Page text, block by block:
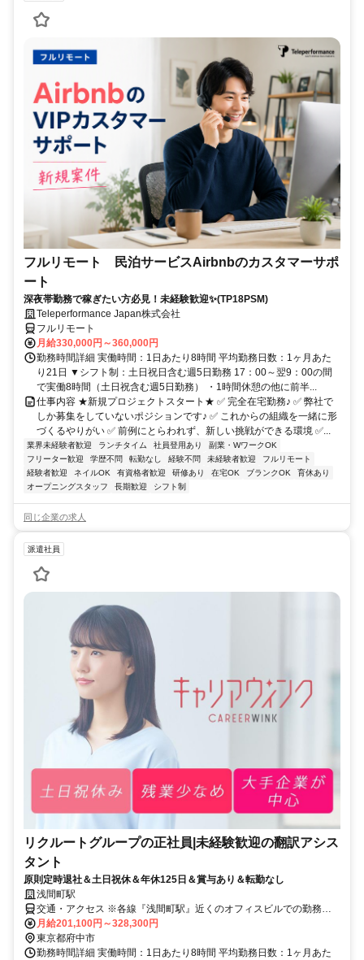
フルリモート 民泊サービスAirbnbのカスタマーサポ
ート
深夜帯勤務で稼ぎたい方必見！未経験歓迎✨(TP18PSM)
Teleperformance Japan株式会社
フルリモート
月給330,000円～360,000円
勤務時間詳細 実働時間：1日あたり8時間 平均勤務日数：1ヶ月あた
り21日 ▼シフト制：土日祝日含む週5日勤務 17：00～翌9：00の間
で実働8時間（土日祝含む週5日勤務） ・1時間休憩の他に前半...
仕事内容 ★新規プロジェクトスタート★ ✅ 完全在宅勤務♪ ✅ 弊社で
しか募集をしていないポジションです♪ ✅ これからの組織を一緒に形
づくるやりがい ✅ 前例にとらわれず、新しい挑戦ができる環境 ✅...
業界未経験者歓迎 ランチタイム 社員登用あり
副業・WワークOK
フリーター歓迎
学歴不問 転勤なし 経験不問 未経験者歓迎
フルリモート
経験者歓迎
ネイルOK 有資格者歓迎 研修あり 在宅OK ブランクOK
育休あり
オープニングスタッフ
長期歓迎 シフト制
同じ企業の求人
派遣社員
リクルートグループの正社員|未経験歓迎の翻訳アシス
タント
原則定時退社＆土日祝休＆年休125日＆賞与あり＆転勤なし
浅間町駅
交通・アクセス ※各線『浅間町駅』近くのオフィスビルでの勤務と
なります
月給201,100円～328,300円
東京都府中市
勤務時間詳細 実働時間：1日あたり8時間 平均勤務日数：1ヶ月あた